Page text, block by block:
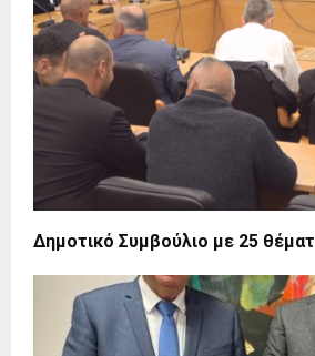
Δημοτικό Συμβούλιο με 25